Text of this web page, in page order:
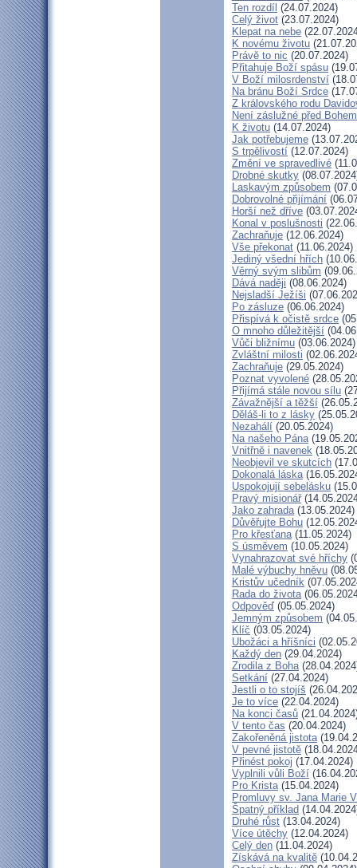
Ten rozdíl (24.07.2024)
Celý život (23.07.2024)
Klepat na nebe
K novému životu
Právě to nic (20.07.2024)
Přitahuje Boží spásu
V Boží milosrdenství
Na bránu Boží Srdce
Z královského rodu
Není záslužné před Bohem
K životu (14.07.2024)
Jak potřebujeme
S trpělivostí (12.07.2024)
Změní ve spravedlivé
Drobné skutky
Laskavým způsobem
Dobrovolné přijímání
Horší než dříve
Konal v poslušnosti
Zachraňuje (12.06.2024)
Vše překonat (11.06.2024)
Jediný všední hřích
Věrný svým slibům
Dává naději (08.06.2024)
Nejsladší Ježíši
Po zásluze (06.06.2024)
Přispívá k očistě srdce
O mnoho důležitější
Vůči bližnímu (03.06.2024)
Zvláštní milosti
Zachraňuje (29.05.2024)
Poznat vyvolené
Přijímá stále novou sílu
Závažnější a těžší
Děláš-li to z lásky
Nezahálí (20.05.2024)
Na našeho Pána
Vnitřně i navenek
Neobjevil ve skutcích
Dokonalá láska
Uspokojují sebelásku
Pravý misionář
Jako zahrada(13.05.2024)
Důvěřujte Bohu
Pro křesťana(11.05.2024)
S úsměvem (10.05.2024)
Vynahrazovat své hříchy
Malé výbuchy hněvu
Kristův učedník
Rada do života
Odpověď (05.05.2024)
Jemným způsobem
Klíč (03.05.2024)
Ubožáci a hříšníci
Každý den (29.04.2024)
Zrodila z Boha
Setkání (27.04.2024)
Jestli o to stojíš
Je to více (22.04.2024)
Na konci časů
V tento čas (20.04.2024)
Zakořeněná jistota
V pevné jistotě
Přinést pokoj (17.04.2024)
Vyplnili vůli Boží
Pro Krista(15.04.2024)
Promluvy sv. Jana Marie
Špatný příklad
Druhé růst (13.04.2024)
Více útěchy (12.04.2024)
Celý den (11.04.2024)
Získává na kvalitě